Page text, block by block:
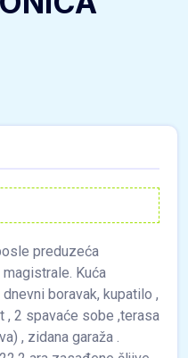
preduzeća
magistrale. Kuća
boravak, kupatilo ,
, 2 spavaće sobe ,terasa
, zidana garaža .